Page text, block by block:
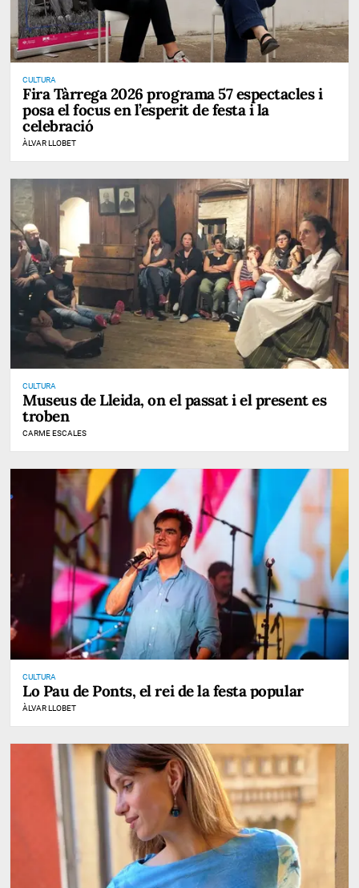
CULTURA
Fira Tàrrega 2026 programa 57 espectacles i
posa el focus en l’esperit de festa i la
celebració
ÀLVAR LLOBET
CULTURA
Museus de Lleida, on el passat i el present es
troben
CARME ESCALES
CULTURA
Lo Pau de Ponts, el rei de la festa popular
ÀLVAR LLOBET